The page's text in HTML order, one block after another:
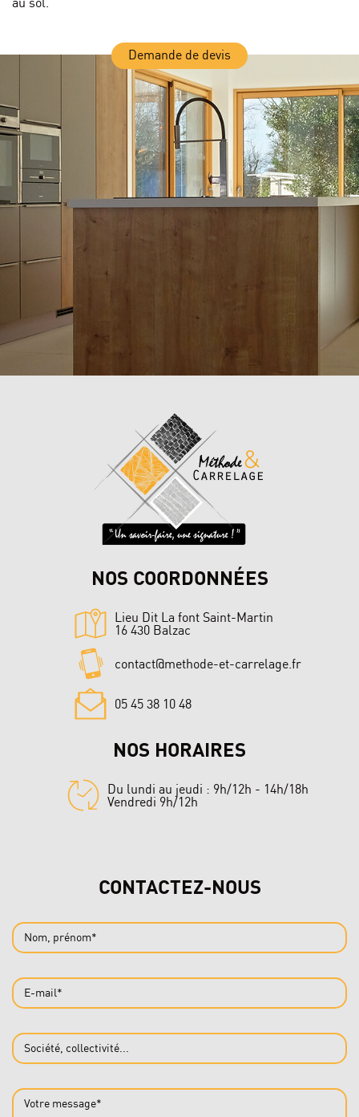
Demande de devis
NOS COORDONNÉES
Lieu Dit La font Saint-Martin
16 430 Balzac
contact@methode-et-carrelage.fr
05 45 38 10 48
NOS HORAIRES
Du lundi au jeudi : 9h/12h - 14h/18h
Vendredi 9h/12h
CONTACTEZ-NOUS
Nom, prénom*
E-mail*
Société, collectivité...
Votre message*